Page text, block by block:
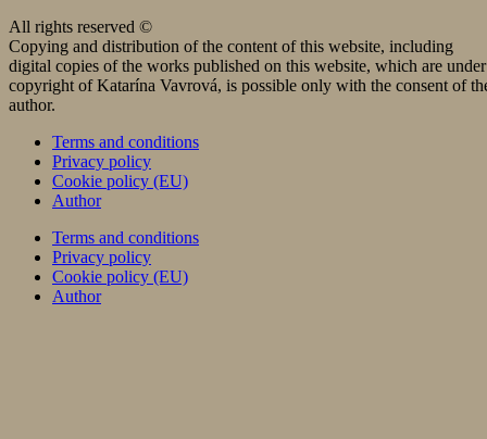
All rights reserved ©
Copying and distribution of the content of this website, including
digital copies of the works published on this website, which are under
copyright of Katarína Vavrová, is possible only with the consent of
author.
Terms and conditions
Privacy policy
Cookie policy (EU)
Author
Terms and conditions
Privacy policy
Cookie policy (EU)
Author